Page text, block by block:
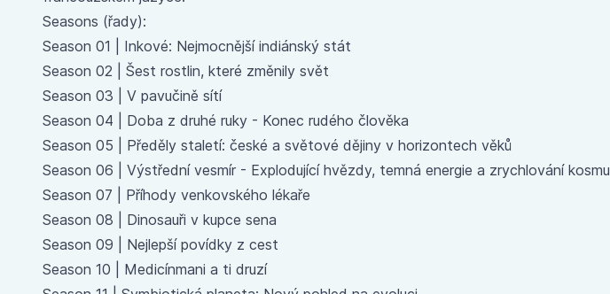
Seasons (řady):
Season 01 | Inkové: Nejmocnější indiánský stát
Season 02 | Šest rostlin, které změnily svět
Season 03 | V pavučině sítí
Season 04 | Doba z druhé ruky - Konec rudého člověka
Season 05 | Předěly staletí: české a světové dějiny v horizontech věků
Season 06 | Výstřední vesmír - Explodující hvězdy, temná energie a zrychlování kosmu
Season 07 | Příhody venkovského lékaře
Season 08 | Dinosauři v kupce sena
Season 09 | Nejlepší povídky z cest
Season 10 | Medicínmani a ti druzí